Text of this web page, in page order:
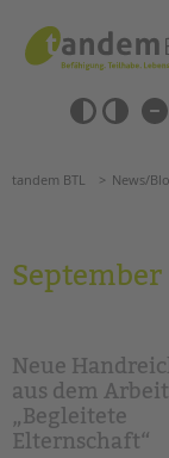
springen
Barrierefrei-
Einstellungen
überspringen
überspringen
Grundschulen
Förderzentren
Kollegs
EFöB
Schulbezogene
tandem BTL News/
September
Neue
aus dem
„Begleitete
Elternschaft“